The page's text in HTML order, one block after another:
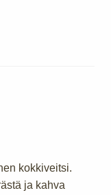
kokkiveitsi.
ja kahva